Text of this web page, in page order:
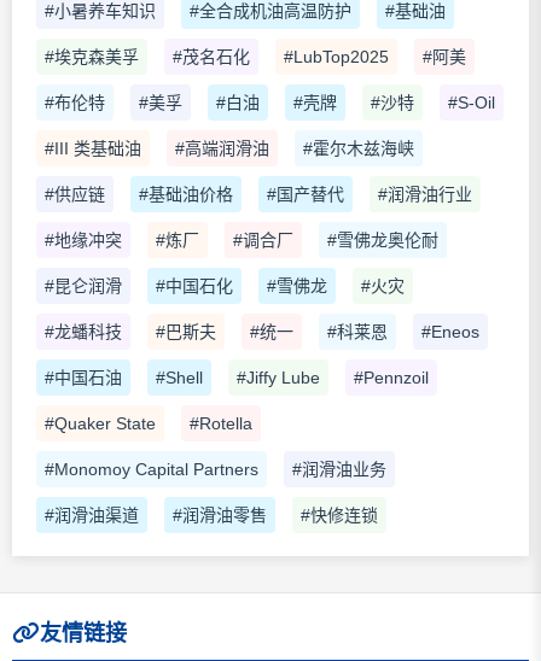
#小暑养车知识 #全合成机油高温防护 #基础油
#埃克森美孚 #茂名石化 #LubTop2025 #阿美
#布伦特 #美孚 #白油 #壳牌 #沙特 #S-Oil
#III 类基础油 #高端润滑油 #霍尔木兹海峡
#供应链 #基础油价格 #国产替代 #润滑油行业
#地缘冲突 #炼厂 #调合厂 #雪佛龙奥伦耐
#昆仑润滑 #中国石化 #雪佛龙 #火灾
#龙蟠科技 #巴斯夫 #统一 #科莱恩 #Eneos
#中国石油 #Shell #Jiffy Lube #Pennzoil
#Quaker State #Rotella
#Monomoy Capital Partners #润滑油业务
#润滑油渠道 #润滑油零售 #快修连锁
友情链接